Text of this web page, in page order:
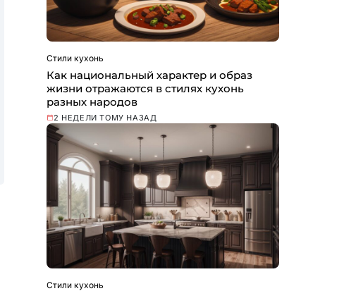
Стили кухонь
Как национальный характер и образ
жизни отражаются в стилях кухонь
разных народов
2 НЕДЕЛИ ТОМУ НАЗАД
Стили кухонь